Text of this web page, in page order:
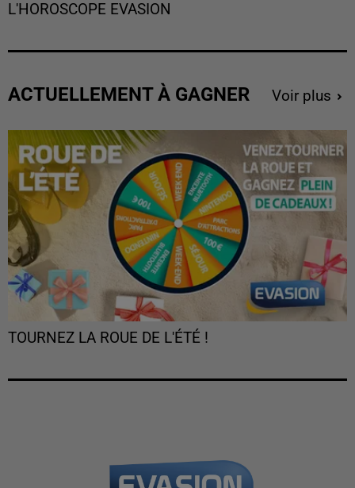
L'HOROSCOPE EVASION
ACTUELLEMENT À GAGNER Voir plus
TOURNEZ LA ROUE DE L'ÉTÉ !